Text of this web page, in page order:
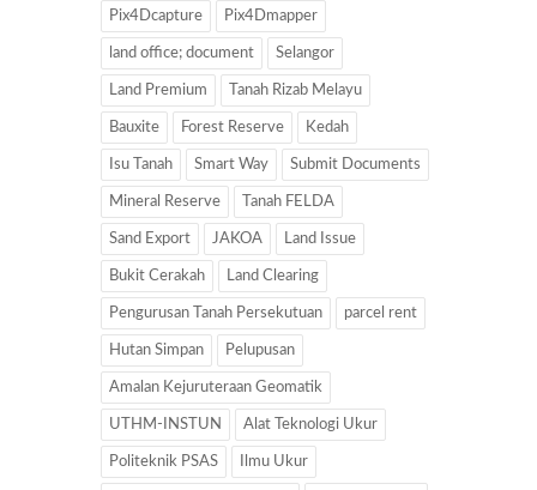
Pix4Dcapture Pix4Dmapper
land office; document Selangor
Land Premium Tanah Rizab Melayu
Bauxite Forest Reserve Kedah
Isu Tanah Smart Way Submit Documents
Mineral Reserve Tanah FELDA
Sand Export JAKOA Land Issue
Bukit Cerakah Land Clearing
Pengurusan Tanah Persekutuan parcel rent
Hutan Simpan Pelupusan
Amalan Kejuruteraan Geomatik
UTHM-INSTUN Alat Teknologi Ukur
Politeknik PSAS Ilmu Ukur